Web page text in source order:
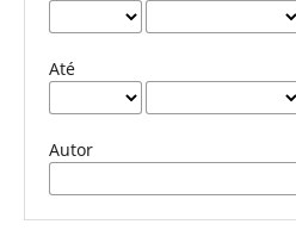
Até
Autor